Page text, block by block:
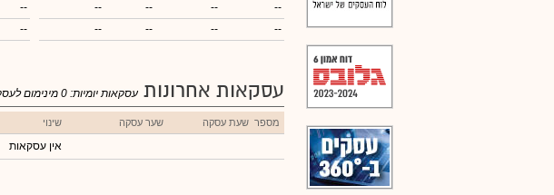
--
--
--
--
--
--
--
--
--
--
עסקאות אחרונות עסקאות יומיות: 0 מינימום
מספר שעת עסקה שער עסקה שינוי
אין עסקאות